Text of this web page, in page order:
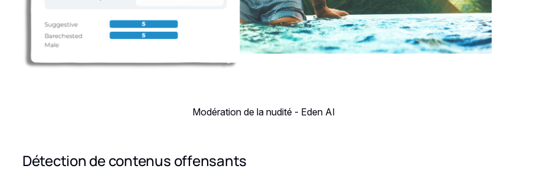
Modération de la nudité - Eden AI
Détection de contenus offensants